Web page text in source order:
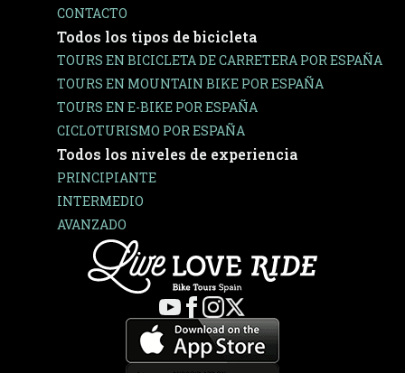
CONTACTO
Todos los tipos de bicicleta
TOURS EN BICICLETA DE CARRETERA POR ESPAÑA
TOURS EN MOUNTAIN BIKE POR ESPAÑA
TOURS EN E-BIKE POR ESPAÑA
CICLOTURISMO POR ESPAÑA
Todos los niveles de experiencia
PRINCIPIANTE
INTERMEDIO
AVANZADO